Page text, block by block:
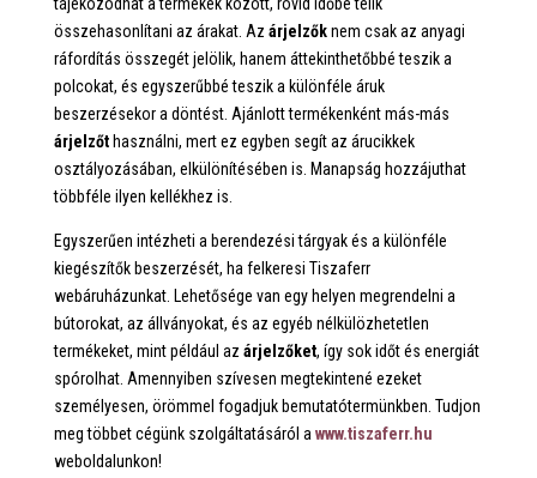
összehasonlítani az árakat. Az árjelzőknem csak az anyagi
ráfordítás összegét jelölik, hanem áttekinthetőbbé teszik a
polcokat, és egyszerűbbé teszik a különféle áruk
beszerzésekor a döntést. Ajánlott termékenként más-más
árjelzőthasználni, mert ez egyben segít az árucikkek
osztályozásában, elkülönítésében is. Manapság hozzájuthat
többféle ilyen kellékhez is.
Egyszerűen intézheti a berendezési tárgyak és a különféle
kiegészítők beszerzését, ha felkeresi Tiszaferr
webáruházunkat. Lehetősége van egy helyen megrendelni a
bútorokat, az állványokat, és az egyéb nélkülözhetetlen
termékeket, mint például az árjelzőket, így sok időt és energiát
spórolhat. Amennyiben szívesen megtekintené ezeket
személyesen, örömmel fogadjuk bemutatótermünkben. Tudjon
meg többet cégünk szolgáltatásáról a www.tiszaferr.hu
weboldalunkon!